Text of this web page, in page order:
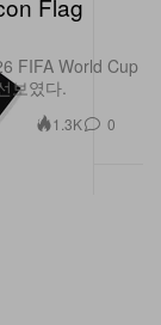
Flag
FIFA World Cup
보였다.
1.3K 0